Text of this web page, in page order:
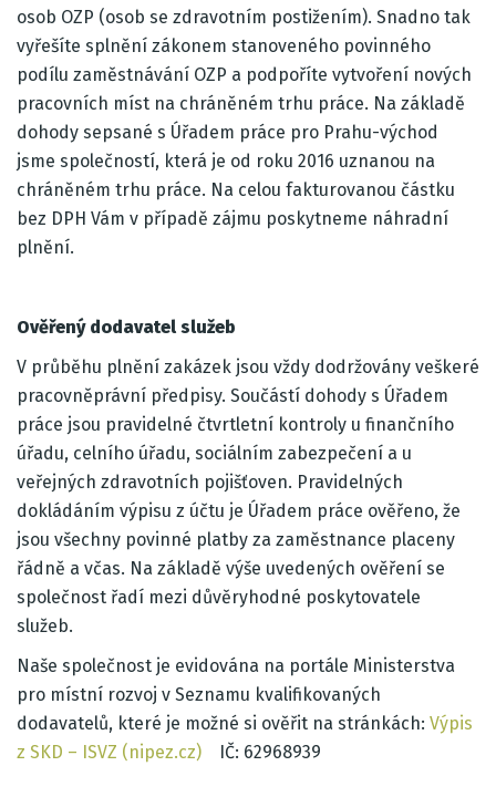
osob OZP (osob se zdravotním postižením). Snadno tak
vyřešíte splnění zákonem stanoveného povinného
podílu zaměstnávání OZP a podpoříte vytvoření nových
pracovních míst na chráněném trhu práce. Na základě
dohody sepsané s Úřadem práce pro Prahu-východ
jsme společností, která je od roku 2016 uznanou na
chráněném trhu práce. Na celou fakturovanou částku
bez DPH Vám v případě zájmu poskytneme náhradní
plnění.
Ověřený dodavatel služeb
V průběhu plnění zakázek jsou vždy dodržovány veškeré
pracovněprávní předpisy. Součástí dohody s Úřadem
práce jsou pravidelné čtvrtletní kontroly u finančního
úřadu, celního úřadu, sociálním zabezpečení a u
veřejných zdravotních pojišťoven. Pravidelných
dokládáním výpisu z účtu je Úřadem práce ověřeno, že
jsou všechny povinné platby za zaměstnance placeny
řádně a včas. Na základě výše uvedených ověření se
společnost řadí mezi důvěryhodné poskytovatele
služeb.
Naše společnost je evidována na portále Ministerstva
pro místní rozvoj v Seznamu kvalifikovaných
dodavatelů, které je možné si ověřit na stránkách: Výpis
z SKD – ISVZ (nipez.cz) IČ: 62968939